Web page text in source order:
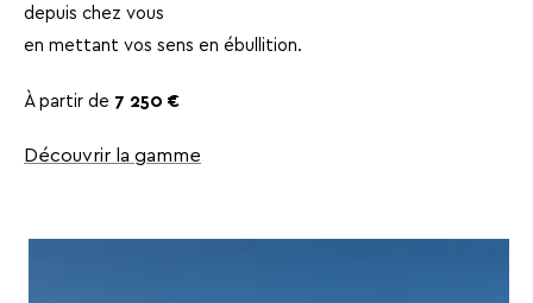
depuis chez vous
en mettant vos sens en ébullition.
À partir de 7 250 €
Découvrir la gamme